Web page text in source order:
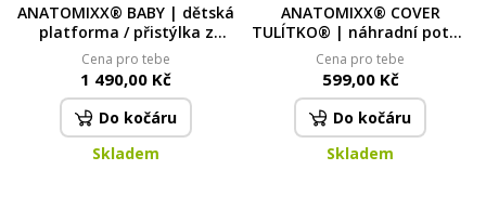
ANATOMIXX® BABY | dětská
platforma / přistýlka z
paměťové pěny 60 × 120 × 5
cm | pro pohodlný spánek
Cena pro tebe
1 490,00 Kč
Do kočáru
Skladem
ANATOMIXX® COVER
TULÍTKO® | náhradní potah
pro terapeutický polštář
Cena pro tebe
599,00 Kč
Do kočáru
Skladem